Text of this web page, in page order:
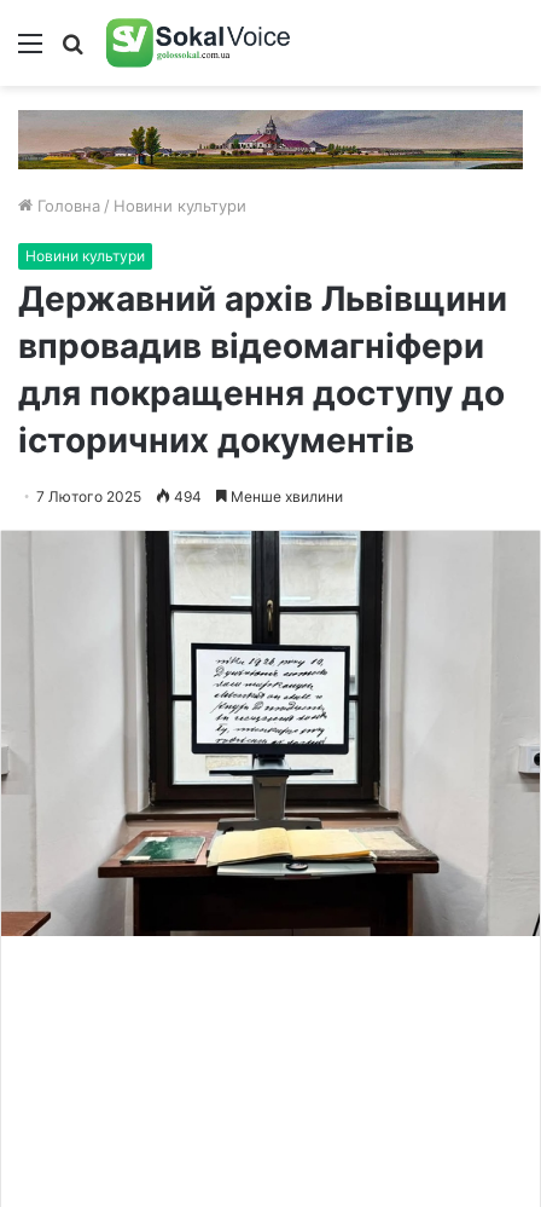
Меню Пошук
Головна / Новини культури
Новини культури
Державний архів Львівщини
впровадив відеомагніфери
для покращення доступу до
історичних документів
7 Лютого 2025 494 Менше хвилини